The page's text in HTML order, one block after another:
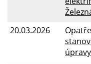
20.03.2026